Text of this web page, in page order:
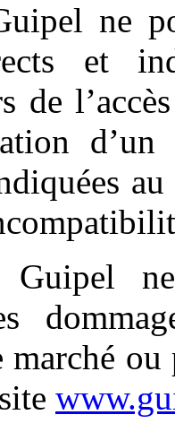
ne
et
de
d’un
marché